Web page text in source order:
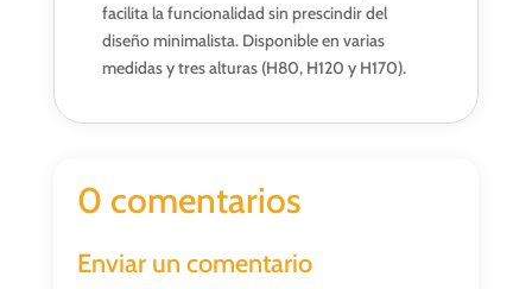
facilita la funcionalidad sin prescindir del
diseño minimalista. Disponible en varias
medidas y tres alturas (H80, H120 y H170).
0 comentarios
Enviar un comentario